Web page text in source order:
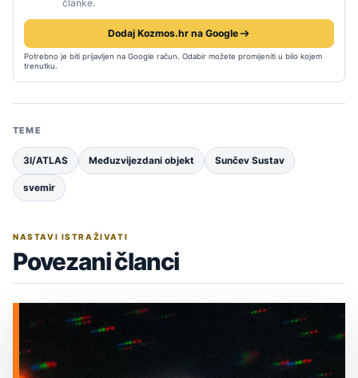
članke.
Dodaj Kozmos.hr na Google
Potrebno je biti prijavljen na Google račun. Odabir možete promijeniti u bilo kojem
trenutku.
TEME
3I/ATLAS Međuzvijezdani objekt Sunčev Sustav
svemir
NASTAVI ISTRAŽIVATI
Povezani članci